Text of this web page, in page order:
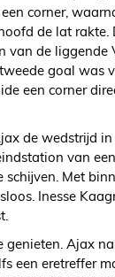
corner,
de lat rakte.
van de liggende
goal was
een corner
de wedstrijd in
van
schijven. Met
Inesse
genieten. Ajax
een eretreffer